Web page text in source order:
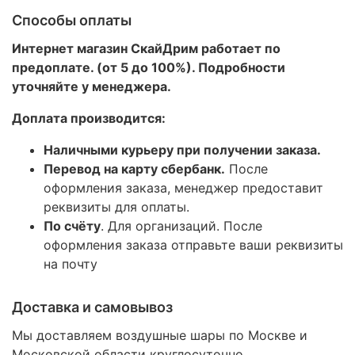
Способы оплаты
Интернет магазин СкайДрим работает по
предоплате. (от 5 до 100%). Подробности
уточняйте у менеджера.
Доплата производится:
Наличными курьеру при получении заказа.
Перевод на карту сбербанк. После
оформления заказа, менеджер предоставит
реквизиты для оплаты.
По счёту. Для организаций. После
оформления заказа отправьте ваши реквизиты
на почту
Доставка и самовывоз
Мы доставляем воздушные шары по Москве и